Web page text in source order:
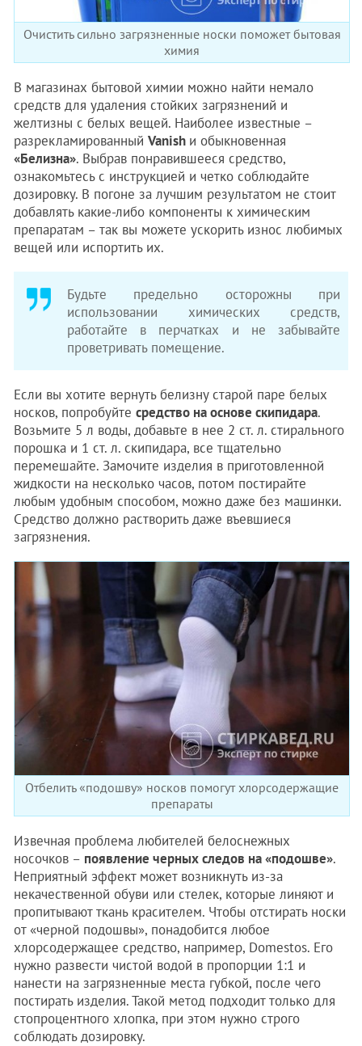
Очистить сильно загрязненные носки поможет бытовая
химия
В магазинах бытовой химии можно найти немало
средств для удаления стойких загрязнений и
желтизны с белых вещей. Наиболее известные –
разрекламированный Vanish и обыкновенная
«Белизна». Выбрав понравившееся средство,
ознакомьтесь с инструкцией и четко соблюдайте
дозировку. В погоне за лучшим результатом не стоит
добавлять какие-либо компоненты к химическим
препаратам – так вы можете ускорить износ любимых
вещей или испортить их.
Будьте предельно осторожны при
использовании химических средств,
работайте в перчатках и не забывайте
проветривать помещение.
Если вы хотите вернуть белизну старой паре белых
носков, попробуйте средство на основе скипидара.
Возьмите 5 л воды, добавьте в нее 2 ст. л. стирального
порошка и 1 ст. л. скипидара, все тщательно
перемешайте. Замочите изделия в приготовленной
жидкости на несколько часов, потом постирайте
любым удобным способом, можно даже без машинки.
Средство должно растворить даже въевшиеся
загрязнения.
Отбелить «подошву» носков помогут хлорсодержащие
препараты
Извечная проблема любителей белоснежных
носочков – появление черных следов на «подошве».
Неприятный эффект может возникнуть из-за
некачественной обуви или стелек, которые линяют и
пропитывают ткань красителем. Чтобы отстирать носки
от «черной подошвы», понадобится любое
хлорсодержащее средство, например, Domestos. Его
нужно развести чистой водой в пропорции 1:1 и
нанести на загрязненные места губкой, после чего
постирать изделия. Такой метод подходит только для
стопроцентного хлопка, при этом нужно строго
соблюдать дозировку.